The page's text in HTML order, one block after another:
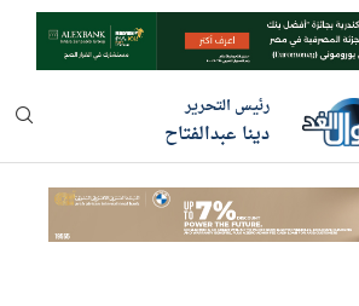
رئيس التحرير
دينا عبدالفتاح